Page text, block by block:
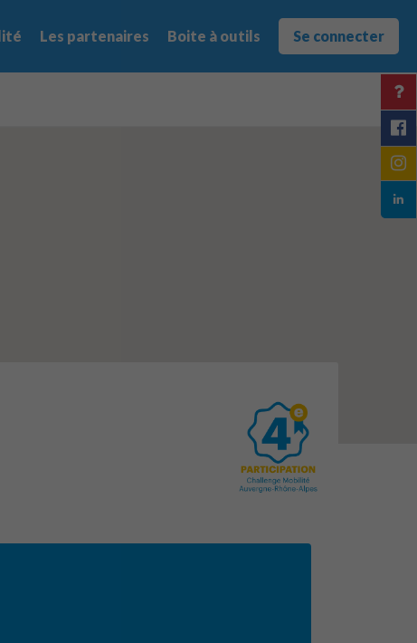
Les partenaires Boite à outils Se connecter